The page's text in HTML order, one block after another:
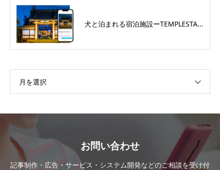
犬と泊まれる宿泊施設ーTEMPLESTA...
月を選択
お問い合わせ
記事制作・広告・サービス・システム開発などのご相談を受け付